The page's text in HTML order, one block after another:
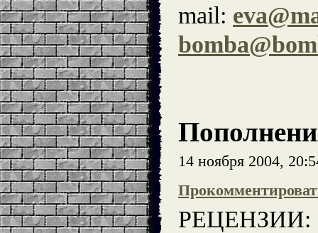
mail:
14 ноября 2004,
РЕЦЕНЗИИ: